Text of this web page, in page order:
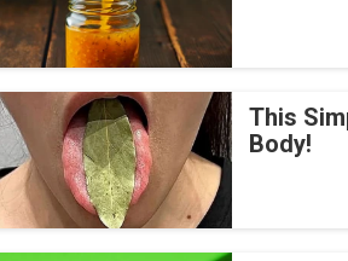
This
Body!